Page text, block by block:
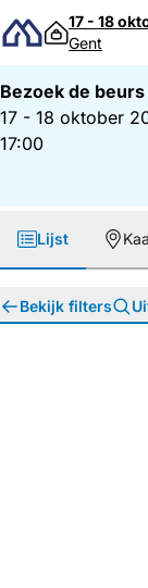
Direct naar
17 - 18
Gent
Bezoek de beurs
17 - 18 oktober
17:00
Lijst
Bekijk filters